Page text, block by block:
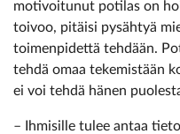
motivoitunut potilas on
toivoo, pitäisi pysähtyä
toimenpidettä tehdään.
tehdä omaa tekemistään
ei voi tehdä hänen
– Ihmisille tulee antaa